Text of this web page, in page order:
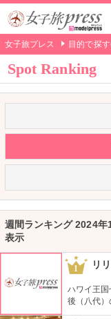
女子旅プレス 目的で探
Spot Ranking
週間ランキング 2024
表示
1 リ
ハワイ王
後（八代
も有名で